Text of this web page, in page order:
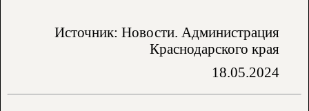
Источник: Новости. Администрация
Краснодарского края
18.05.2024